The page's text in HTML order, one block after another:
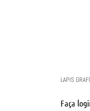
LAPIS
Faça